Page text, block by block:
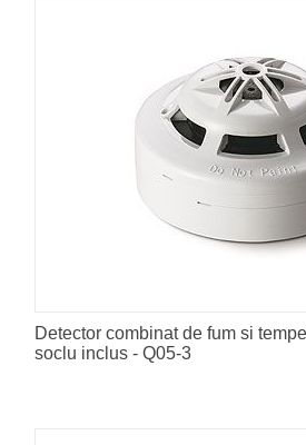
Detector combinat de fum si
soclu inclus - Q05-3